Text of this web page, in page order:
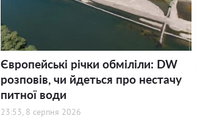
Європейські річки обміліли: DW
розповів, чи йдеться про нестачу
питної води
23:53, 8 серпня 2026